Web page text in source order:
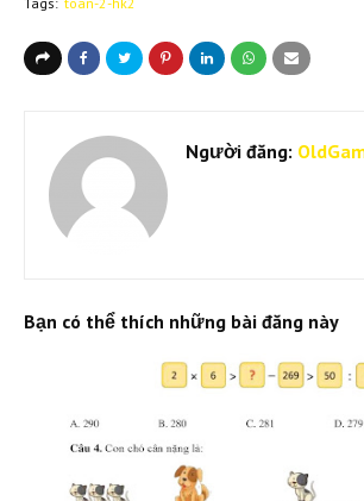
Người đăng:
Bạn có thể thích những bài đăng này